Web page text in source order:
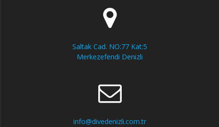
Saltak Cad. NO:77 Kat:5
Merkezefendi Denizli
info@divedenizli.com.tr